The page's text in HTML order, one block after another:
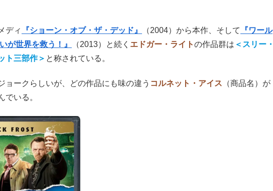
ディ 『ショーン・オブ・ザ・デッド』 （2004）から本作、そして
『ワール
が世界を救う！』
（2013）と続く エドガー・ライトの作品群は ＜スリー・
ト三部作＞ と称されている。
ョークらしいが、どの作品にも味の違う コルネット・アイス （商品名）が
でいる。